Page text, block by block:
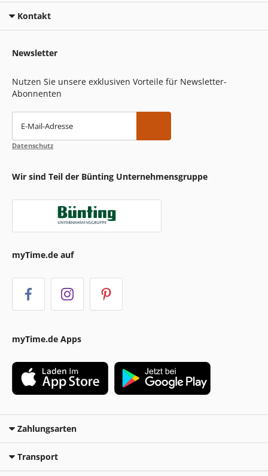
Kontakt
Newsletter
Nutzen Sie unsere exklusiven Vorteile für Newsletter-
Abonnenten
E-Mail-Adresse
Datenschutz
Wir sind Teil der Bünting Unternehmensgruppe
myTime.de auf
myTime.de Apps
Zahlungsarten
Transport